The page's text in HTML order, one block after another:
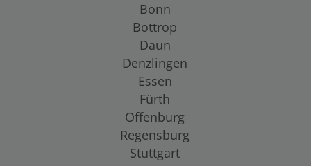
Bonn
Bottrop
Daun
Denzlingen
Essen
Fürth
Offenburg
Regensburg
Stuttgart